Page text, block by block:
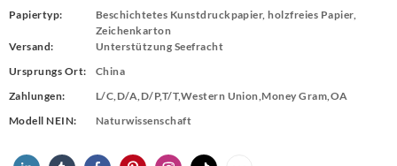
Papiertyp:
Beschichtetes Kunstdruckpapier, holzfreies Papier,
Zeichenkarton
Versand:
Unterstützung Seefracht
Ursprungs Ort:
China
Zahlungen:
L/C,D/A,D/P,T/T,Western Union,Money Gram,OA
Modell NEIN:
Naturwissenschaft